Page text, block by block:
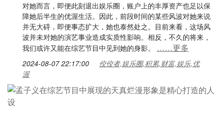
对她而言，即便此刻退出娱乐圈，账户上的丰厚资产也足以保
障她后半生的优渥生活。因此，前段时间的某些风波对她来说
并无大碍，即便事态扩大，她也泰然处之。目前来看，这场风
波并未对她的演艺事业造成实质性影响。相反，不久的将来，
我们或许又能在综艺节目中见到她的身影。 ……更多
2024-08-07 22:17:00
佼佼者,娱乐圈,积累,财富,娱乐,优
渥